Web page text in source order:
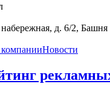
д. 6/2, Башня
Новости